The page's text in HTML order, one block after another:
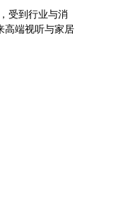
受到行业与消
高端视听与家居